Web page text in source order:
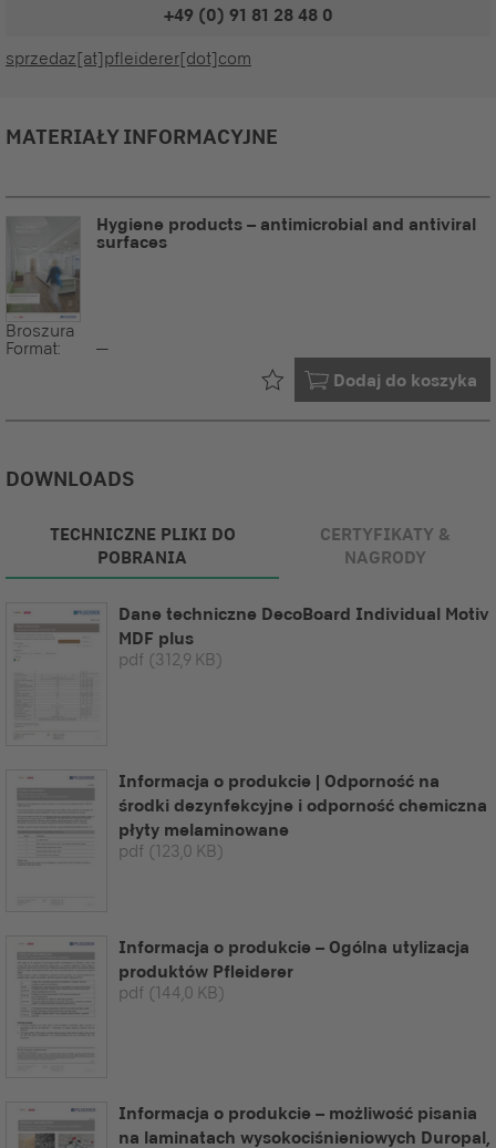
+49 (0) 91 81 28 48 0
sprzedaz[at]pfleiderer[dot]com
MATERIAŁY INFORMACYJNE
Hygiene products – antimicrobial and antiviral
surfaces
Broszura
Format:
--
Dodaj do koszyka
Już w Twoim
DOWNLOADS
TECHNICZNE PLIKI DO
POBRANIA
CERTYFIKATY &
NAGRODY
Dane techniczne DecoBoard Individual Motiv
MDF plus
pdf (312,9 KB)
Informacja o produkcie | Odporność na
środki dezynfekcyjne i odporność chemiczna
płyty melaminowane
pdf (123,0 KB)
Informacja o produkcie – Ogólna utylizacja
produktów Pfleiderer
pdf (144,0 KB)
Informacja o produkcie – możliwość pisania
na laminatach wysokociśnieniowych Duropal,